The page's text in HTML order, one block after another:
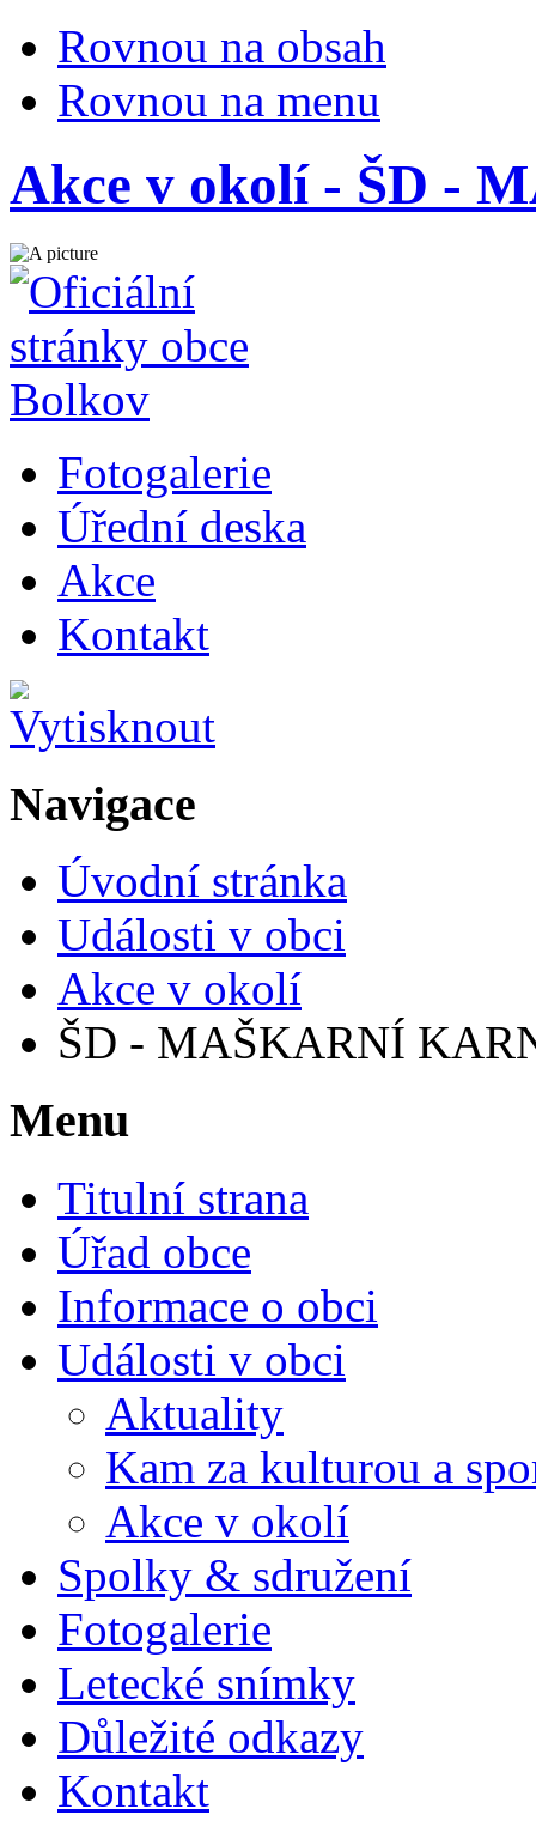
Rovnou na obsah
Rovnou na menu
Akce v okolí - ŠD -
Fotogalerie
Úřední deska
Akce
Kontakt
Navigace
Úvodní stránka
Události v obci
Akce v okolí
ŠD - MAŠKARNÍ
Menu
Titulní strana
Úřad obce
Informace o obci
Události v obci
Aktuality
Kam za kulturou a
Akce v okolí
Spolky & sdružení
Fotogalerie
Letecké snímky
Důležité odkazy
Kontakt